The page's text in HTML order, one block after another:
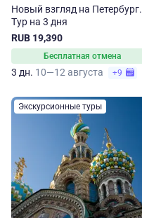
Новый взгляд на Петербург.
Тур на 3 дня
RUB 19,390
Бесплатная отмена
3 дн. 10—12 августа +9
Экскурсионные туры